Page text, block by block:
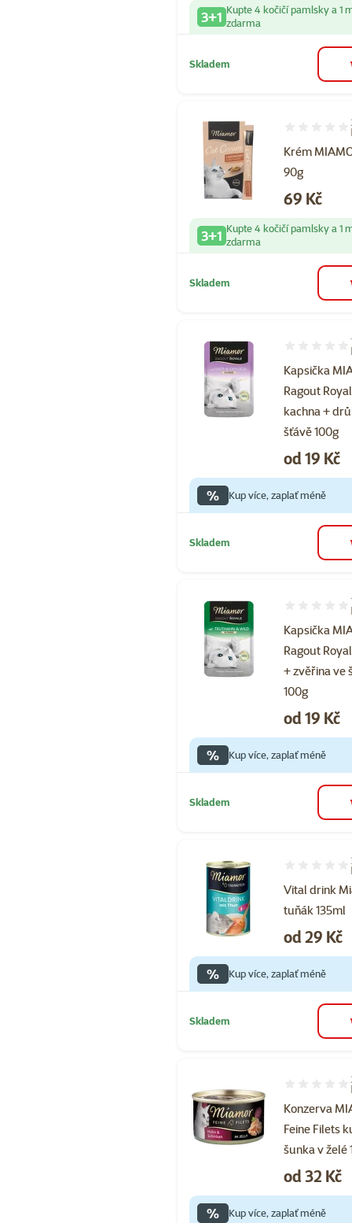
3+1 Kupte 4 kočičí pamlsky a 1
zdarma
Skladem
Krém
90g
Hodnocení
Cena
69 Kč
3+1 Kupte 4 kočičí pamlsky a 1
zdarma
Skladem
Kapsička
Ragout
kachna +
šťávě 100g
Hodnocení
Cena
od 19 Kč
% Kup více, zaplať méně
Skladem
Kapsička
Ragout
+ zvěřina ve
100g
Hodnocení
Cena
od 19 Kč
% Kup více, zaplať méně
Skladem
Vital drink
tuňák 135ml
Hodnocení
Cena
od 29 Kč
% Kup více, zaplať méně
Skladem
Konzerva
Feine Filets
šunka v želé
Hodnocení
Cena
od 32 Kč
% Kup více, zaplať méně